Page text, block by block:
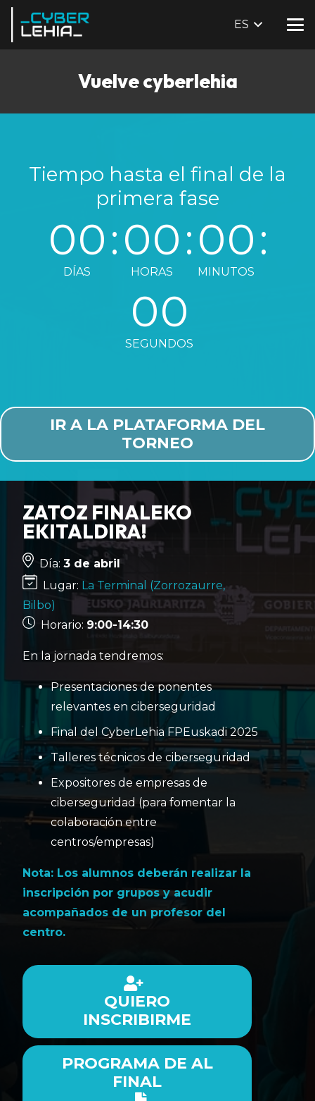
ES
Vuelve cyberlehia
Tiempo hasta el final de la
primera fase
00
DÍAS
:00
HORAS
:00
MINUTOS
:
00
SEGUNDOS
IR A LA PLATAFORMA DEL
TORNEO
ZATOZ FINALEKO
EKITALDIRA!
Día: 3 de abril
Lugar: La Terminal (Zorrozaurre,
Bilbo)
Horario: 9:00-14:30
En la jornada tendremos:
Presentaciones de ponentes
relevantes en ciberseguridad
Final del CyberLehia FPEuskadi 2025
Talleres técnicos de ciberseguridad
Expositores de empresas de
ciberseguridad (para fomentar la
colaboración entre
centros/empresas)
Nota: Los alumnos deberán realizar la
inscripción por grupos y acudir
acompañados de un profesor del
centro.
QUIERO
INSCRIBIRME
PROGRAMA DE AL
FINAL